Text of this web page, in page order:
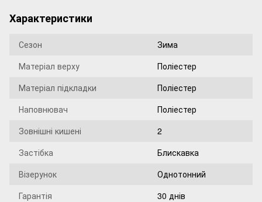
Характеристики
Сезон
Зима
Матеріал верху
Поліестер
Матеріал підкладки
Поліестер
Наповнювач
Поліестер
Зовнішні кишені
2
Застібка
Блискавка
Візерунок
Однотонний
Гарантія
30 днів